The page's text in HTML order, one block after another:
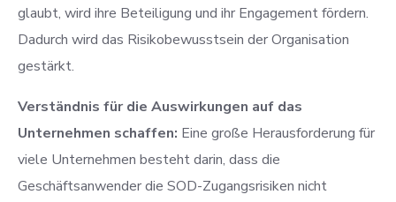
glaubt, wird ihre Beteiligung und ihr Engagement fördern.
Dadurch wird das Risikobewusstsein der Organisation
gestärkt.
Verständnis für die Auswirkungen auf das
Unternehmen schaffen: Eine große Herausforderung für
viele Unternehmen besteht darin, dass die
Geschäftsanwender die SOD-Zugangsrisiken nicht